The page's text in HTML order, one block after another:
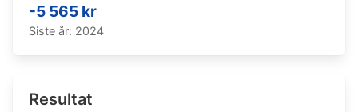
-5 565 kr
Siste år: 2024
Resultat